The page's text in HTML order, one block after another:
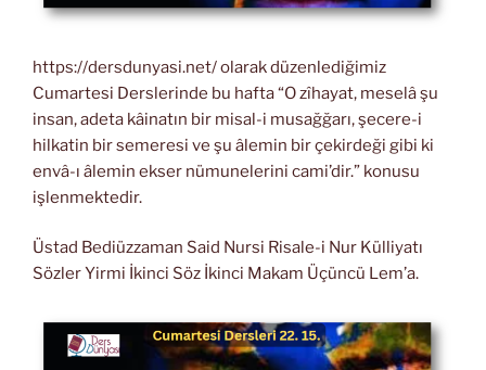
https://dersdunyasi.net/ olarak düzenlediğimiz
Cumartesi Derslerinde bu hafta “O zîhayat, meselâ şu
insan, adeta kâinatın bir misal-i musağğarı, şecere-i
hilkatin bir semeresi ve şu âlemin bir çekirdeği gibi ki
envâ-ı âlemin ekser nümunelerini cami’dir.” konusu
işlenmektedir.
Üstad Bediüzzaman Said Nursi Risale-i Nur Külliyatı
Sözler Yirmi İkinci Söz İkinci Makam Üçüncü Lem’a.